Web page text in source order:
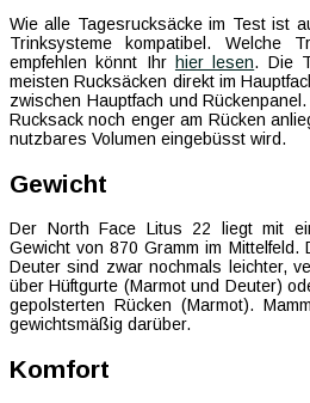
Wie alle Tagesrucksäcke im Test ist
Trinksysteme kompatibel. Welche
empfehlen könnt Ihr hier lesen. Die
meisten Rucksäcken direkt im
zwischen Hauptfach und
Rucksack noch enger am Rücken
nutzbares Volumen eingebüsst wird.
Gewicht
Der North Face Litus 22 liegt mit
Gewicht von 870 Gramm im Mittelfeld.
Deuter sind zwar nochmals leichter,
über Hüftgurte (Marmot und Deuter)
gepolsterten Rücken (Marmot).
gewichtsmäßig darüber.
Komfort